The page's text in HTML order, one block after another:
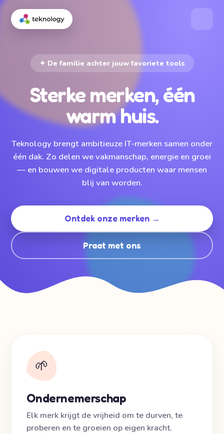
✦ De familie achter jouw favoriete tools
Sterke merken, één
warm huis.
Teknology brengt ambitieuze IT-merken samen onder
één dak. Zo delen we vakmanschap, energie en groei
— en bouwen we digitale producten waar mensen
blij van worden.
Ontdek onze merken →
Praat met ons
🌱
Ondernemerschap
Elk merk krijgt de vrijheid om te durven, te
proberen en te groeien op eigen kracht.